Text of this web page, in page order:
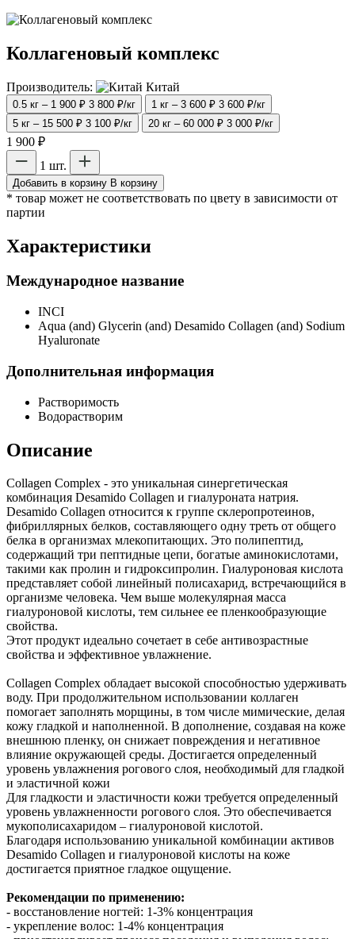
Коллагеновый комплекс
Производитель: Китай
0.5 кг – 1 900 ₽ 3 800 ₽/кг 1 кг – 3 600 ₽ 3 600 ₽/кг
5 кг – 15 500 ₽ 3 100 ₽/кг 20 кг – 60 000 ₽ 3 000 ₽/кг
1 900 ₽
1 шт.
Добавить в корзину В корзину
* товар может не соответствовать по цвету в зависимости от
партии
Характеристики
Международное название
INCI
Aqua (and) Glycerin (and) Desamido Collagen (and) Sodium
Hyaluronate
Дополнительная информация
Растворимость
Водорастворим
Описание
Collagen Complex - это уникальная синергетическая
комбинация Desamido Collagen и гиалуроната натрия.
Desamido Collagen относится к группе склеропротеинов,
фибриллярных белков, составляющего одну треть от общего
белка в организмах млекопитающих. Это полипептид,
содержащий три пептидные цепи, богатые аминокислотами,
такими как пролин и гидроксипролин. Гиалуроновая кислота
представляет собой линейный полисахарид, встречающийся в
организме человека. Чем выше молекулярная масса
гиалуроновой кислоты, тем сильнее ее пленкообразующие
свойства.
Этот продукт идеально сочетает в себе антивозрастные
свойства и эффективное увлажнение.
Collagen Complex обладает высокой способностью удерживать
воду. При продолжительном использовании коллаген
помогает заполнять морщины, в том числе мимические, делая
кожу гладкой и наполненной. В дополнение, создавая на коже
внешнюю пленку, он снижает повреждения и негативное
влияние окружающей среды. Достигается определенный
уровень увлажнения рогового слоя, необходимый для гладкой
и эластичной кожи
Для гладкости и эластичности кожи требуется определенный
уровень увлажненности рогового слоя. Это обеспечивается
мукополисахаридом – гиалуроновой кислотой.
Благодаря использованию уникальной комбинации активов
Desamido Collagen и гиалуроновой кислоты на коже
достигается приятное гладкое ощущение.
Рекомендации по применению:
- восстановление ногтей: 1-3% концентрация
- укрепление волос: 1-4% концентрация